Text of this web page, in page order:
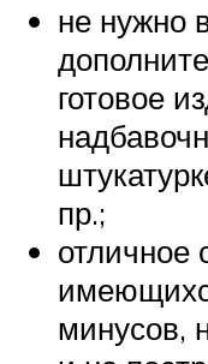
не нужно
готовое
пр.;
отличное
минусов,